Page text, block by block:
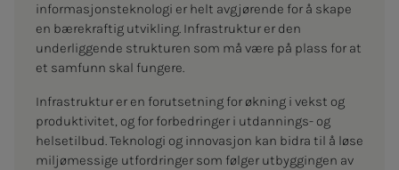
informasjonsteknologi er helt avgjørende for å skape
en bærekraftig utvikling. Infrastruktur er den
underliggende strukturen som må være på plass for at
et samfunn skal fungere.
Infrastruktur er en forutsetning for økning i vekst og
produktivitet, og for forbedringer i utdannings- og
helsetilbud. Teknologi og innovasjon kan bidra til å løse
miljømessige utfordringer som følger utbyggingen av